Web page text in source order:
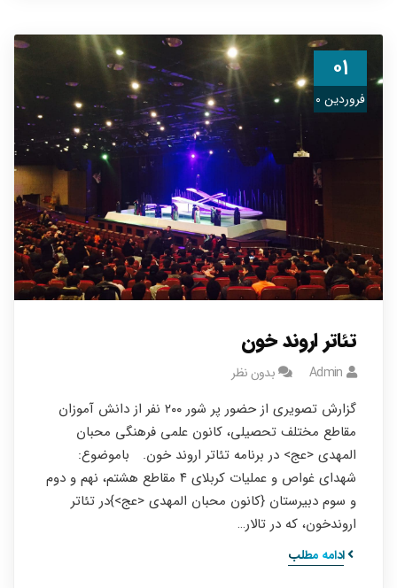
۰۱
فروردین ۰
تئاتر اروند خون
Admin بدون نظر
گزارش تصویری از حضور پر شور ۲۰۰ نفر از دانش آموزان
مقاطع مختلف تحصیلی، کانون علمی فرهنگی محبان
المهدی <عج> در برنامه تئاتر اروند خون. باموضوع:
شهدای غواص و عملیات کربلای ۴ مقاطع هشتم، نهم و دوم
و سوم دبیرستان {کانون محبان المهدی <عج>}در تئاتر
اروندخون، که در تالار…
ادامه مطلب